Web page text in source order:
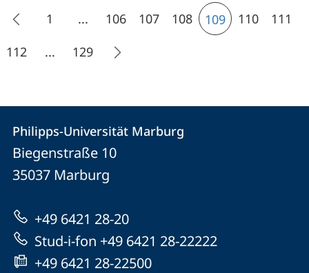
1 ... 106 107 108 109 110
111
112
... 129
Kontakt
und
Informationen
zur
Website
Kontaktinformationen
Philipps-
Universität
Marburg
Philipps-Universität Marburg
Biegenstraße 10
35037 Marburg
+49 6421 28-20
Stud-i-fon +49 6421 28-22222
+49 6421 28-22500